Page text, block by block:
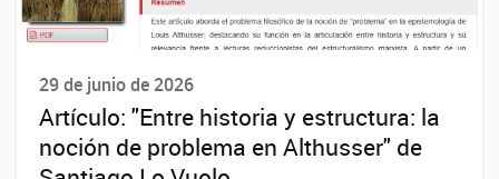
29 de junio de 2026
Artículo: "Entre historia y estructura: la
noción de problema en Althusser" de